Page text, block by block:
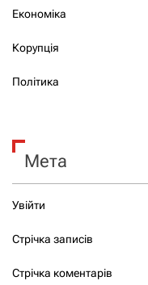
Економіка
Корупція
Політика
Мета
Увійти
Стрічка записів
Стрічка коментарів